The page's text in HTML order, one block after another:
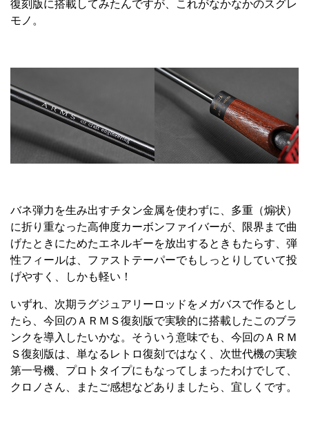
復刻版に搭載してみたんですが、これがなかなかのスグレ
モノ。
バネ弾力を生み出すチタン金属を使わずに、多重（煽状）
に折り重なった高伸度カーボンファイバーが、限界まで曲
げたときにためたエネルギーを放出するときもたらす、弾
性フィールは、ファストテーパーでもしっとりしていて投
げやすく、しかも軽い！
いずれ、次期ラグジュアリーロッドをメガバスで作るとし
たら、今回のＡＲＭＳ復刻版で実験的に搭載したこのブラ
ンクを導入したいかな。そういう意味でも、今回のＡＲＭ
Ｓ復刻版は、単なるレトロ復刻ではなく、次世代機の実験
第一号機、プロトタイプにもなってしまったわけでして、
クロノさん、またご感想などありましたら、宜しくです。